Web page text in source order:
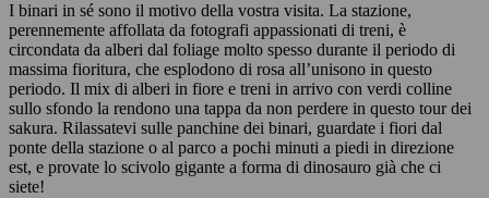
I binari in sé sono il motivo della vostra visita. La stazione,
perennemente affollata da fotografi appassionati di treni, è
circondata da alberi dal foliage molto spesso durante il periodo di
massima fioritura, che esplodono di rosa all’unisono in questo
periodo. Il mix di alberi in fiore e treni in arrivo con verdi colline
sullo sfondo la rendono una tappa da non perdere in questo tour dei
sakura. Rilassatevi sulle panchine dei binari, guardate i fiori dal
ponte della stazione o al parco a pochi minuti a piedi in direzione
est, e provate lo scivolo gigante a forma di dinosauro già che ci
siete!